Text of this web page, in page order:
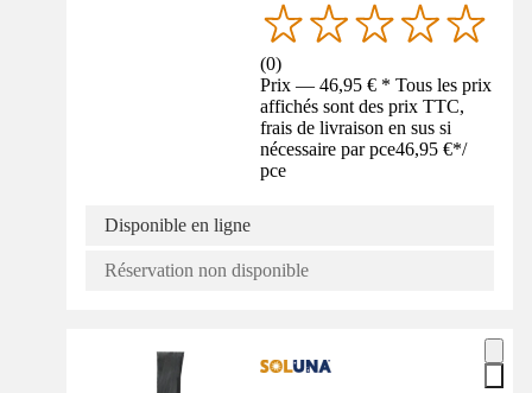
(0)
Prix — 46,95 € * Tous les prix
affichés sont des prix TTC,
frais de livraison en sus si
nécessaire par pce46,95 €*/
pce
Disponible en ligne
Réservation non disponible